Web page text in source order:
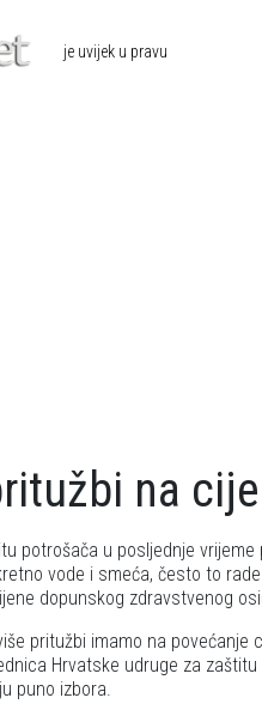
je uvijek u pravu
na
potrošača u posljednje
vode i smeća, često to
dopunskog zdravstvenog
pritužbi imamo na
Hrvatske udruge za
puno izbora.